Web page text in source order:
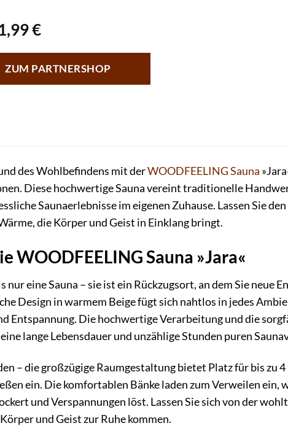
€
ZUM PARTNERSHOP
des Wohlbefindens mit derWOODFEELINGSauna
Diese hochwertige Sauna vereint traditionelle
Saunaerlebnisse im eigenen Zuhause. Lassen Sie
die Körper und Geist in Einklang bringt.
WOODFEELING Sauna »Jara«
eine Sauna – sie ist ein Rückzugsort, an dem Sie neue
Design in warmem Beige fügt sich nahtlos in jedes
Entspannung. Die hochwertige Verarbeitung und die
lange Lebensdauer und unzählige Stunden puren
– die großzügige Raumgestaltung bietet Platz für bis zu 4
ein. Die komfortablen Bänke laden zum Verweilen ein,
und Verspannungen löst. Lassen Sie sich von der
und Geist zur Ruhe kommen.